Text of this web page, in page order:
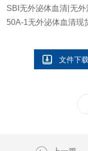
SBI无外泌体血清|无外
50A-1无外泌体血清现
文件下载